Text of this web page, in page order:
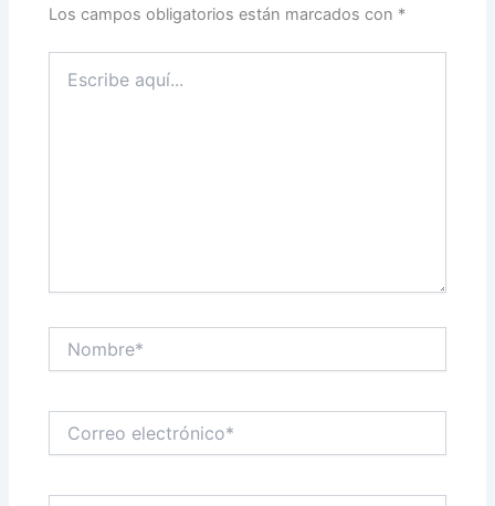
Los campos obligatorios están marcados con *
aquí...
electrónico*